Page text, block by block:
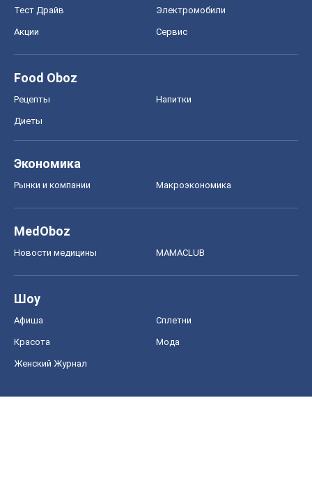
Тест Драйв Электромобили
Акции Сервис
Food Oboz
Рецепты Напитки
Диеты
Экономика
Рынки и компании Mакроэкономика
MedOboz
Новости медицины MAMACLUB
Шоу
Афиша Сплетни
Красота Мода
Женский Журнал